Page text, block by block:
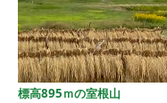
標高895ｍの室根山